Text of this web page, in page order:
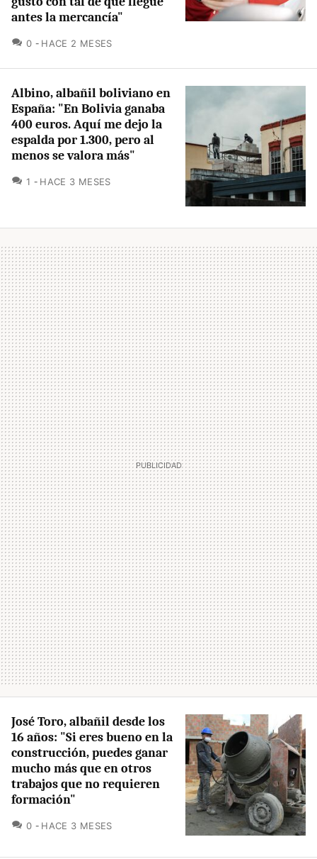
antes la mercancía"
0 COMENTARIOS
HACE 2 MESES
Albino, albañil boliviano en
España: "En Bolivia ganaba
400 euros. Aquí me dejo la
espalda por 1.300, pero al
menos se valora más"
1 COMENTARIOS
HACE 3 MESES
José Toro, albañil desde los
16 años: "Si eres bueno en la
construcción, puedes ganar
mucho más que en otros
trabajos que no requieren
formación"
0 COMENTARIOS
HACE 3 MESES